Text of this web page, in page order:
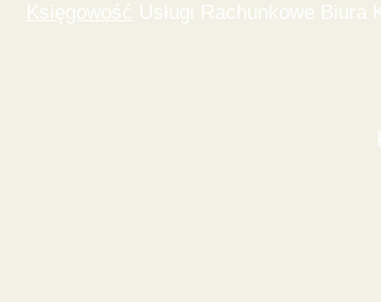
Księgowość Usługi Rachunkowe Biura